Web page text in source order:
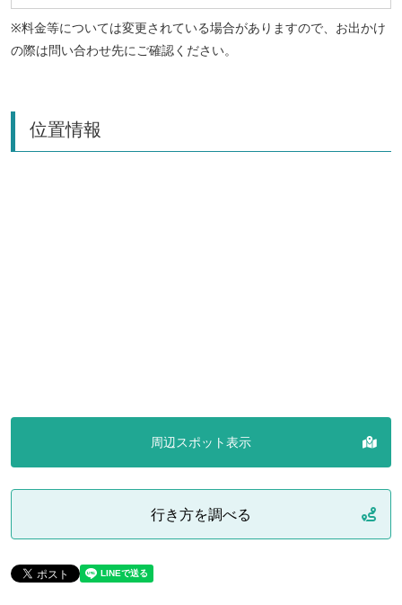
※料金等については変更されている場合がありますので、お出かけ
の際は問い合わせ先にご確認ください。
位置情報
周辺スポット表示
行き方を調べる